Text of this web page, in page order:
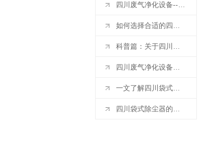
四川废气净化设备--活性炭吸附装置的维护注意事项
如何选择合适的四川工业除尘设备
科普篇：关于四川废气净化设备你都清楚吗？
四川废气净化设备厂家带你了解喷淋塔保养维护的技巧
一文了解四川袋式除尘器巡检与 注意事项
四川袋式除尘器的工作原理